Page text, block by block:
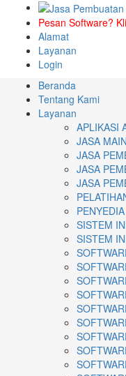
Pesan Software?
Alamat
Layanan
Login
Beranda
Tentang Kami
Layanan
APLIKASI
JASA
JASA
JASA
JASA
SISTEM
SISTEM